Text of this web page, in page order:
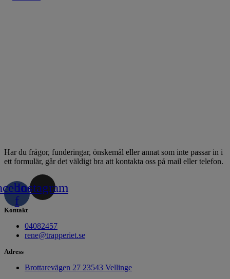
Har du frågor, funderingar, önskemål eller annat som inte passar in i
ett formulär, går det väldigt bra att kontakta oss på mail eller telefon.
f
Instagram
Kontakt
04082457
rene@trapperiet.se
Adress
Brottarevägen 27 23543 Vellinge